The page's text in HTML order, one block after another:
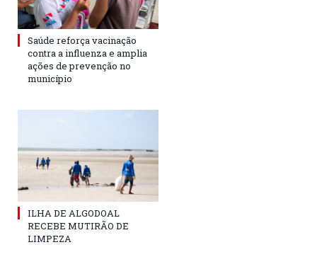
Saúde reforça vacinação
contra a influenza e amplia
ações de prevenção no
município
ILHA DE ALGODOAL
RECEBE MUTIRÃO DE
LIMPEZA